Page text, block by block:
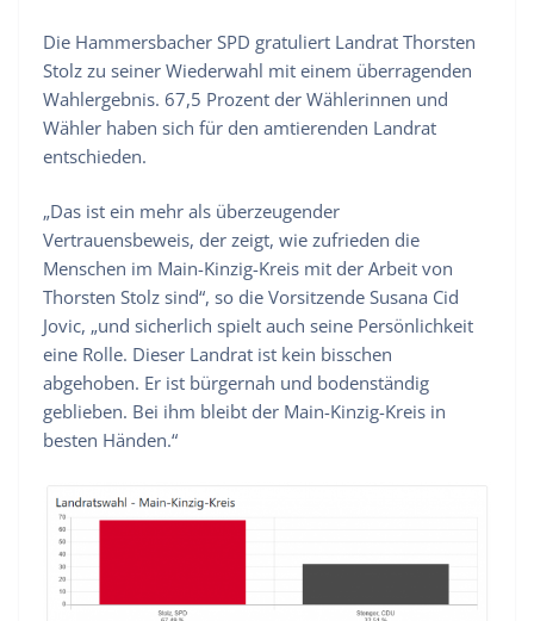
Die Hammersbacher SPD gratuliert Landrat Thorsten
Stolz zu seiner Wiederwahl mit einem überragenden
Wahlergebnis. 67,5 Prozent der Wählerinnen und
Wähler haben sich für den amtierenden Landrat
entschieden.
„Das ist ein mehr als überzeugender
Vertrauensbeweis, der zeigt, wie zufrieden die
Menschen im Main-Kinzig-Kreis mit der Arbeit von
Thorsten Stolz sind“, so die Vorsitzende Susana Cid
Jovic, „und sicherlich spielt auch seine Persönlichkeit
eine Rolle. Dieser Landrat ist kein bisschen
abgehoben. Er ist bürgernah und bodenständig
geblieben. Bei ihm bleibt der Main-Kinzig-Kreis in
besten Händen.“